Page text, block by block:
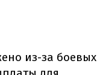
из-за боевых